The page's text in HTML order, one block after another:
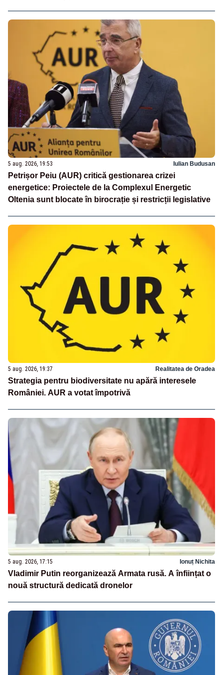
5 aug. 2026, 19:53 Iulian Budusan
Petrișor Peiu (AUR) critică gestionarea crizei
energetice: Proiectele de la Complexul Energetic
Oltenia sunt blocate în birocrație și restricții legislative
5 aug. 2026, 19:37 Realitatea de Oradea
Strategia pentru biodiversitate nu apără interesele
României. AUR a votat împotrivă
5 aug. 2026, 17:15 Ionuț Nichita
Vladimir Putin reorganizează Armata rusă. A înființat o
nouă structură dedicată dronelor